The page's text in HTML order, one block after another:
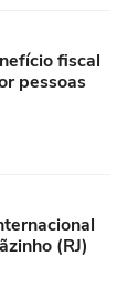
fiscal
pessoas
(RJ)